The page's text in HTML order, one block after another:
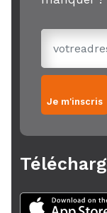
Je m'inscris